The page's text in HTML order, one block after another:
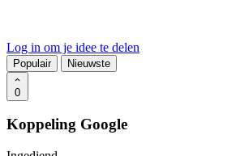
Log in om je idee te delen
Populair Nieuwste
0
Koppeling Google